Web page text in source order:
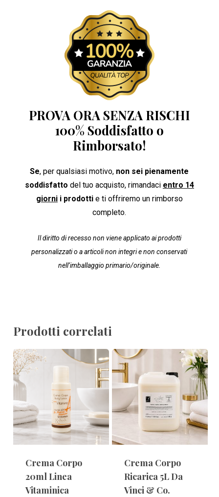
PROVA ORA SENZA RISCHI
100% Soddisfatto o
Rimborsato!
Se, per qualsiasi motivo, non sei pienamente
soddisfatto del tuo acquisto, rimandaci entro 14
giornii prodottie ti offriremo un rimborso
completo.
Il diritto di recesso non viene applicato ai prodotti
personalizzati o a articoli non integri e non conservati
nell’imballaggio primario/originale.
Prodotti correlati
Crema Corpo
20ml Linea
Vitaminica
Crema Corpo
Ricarica 5L Da
Vinci & Co.